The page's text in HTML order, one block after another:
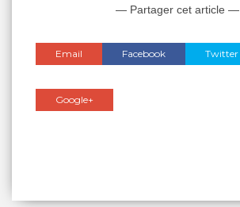
— Partager cet article —
Email Facebook Twitter
Google+